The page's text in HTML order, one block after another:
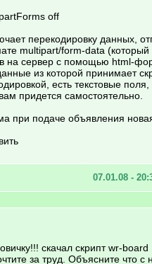
off
перекодировку данных,
multipart/form-data (который
на сервер с помощью html-
из которой принимает
есть текстовые поля,
придется самостоятельно.
при подаче объявления
07.01.08 -
скачал скрипт wr-board
за труд. Объясните что с